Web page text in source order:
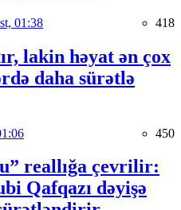
01:38 418
lakin həyat ən çox
daha sürətlə
450
reallığa çevrilir:
Qafqazı dəyişə